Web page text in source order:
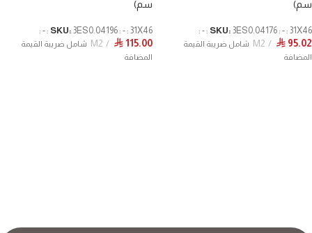
سم)
SKU: 3ES0.04176 : - : 31X46 : - :
⃁ 95.02
M2 شامل ضريبة القيمة
المضافة
سم)
SKU: 3ES0.04196 : - : 31X46 : - :
⃁ 115.00
M2 شامل ضريبة القيمة
المضافة